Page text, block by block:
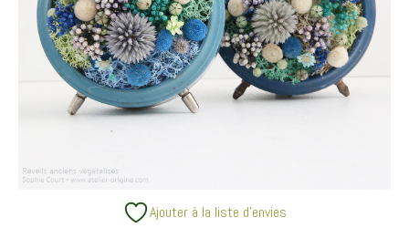
Ajouter à la liste d’envies